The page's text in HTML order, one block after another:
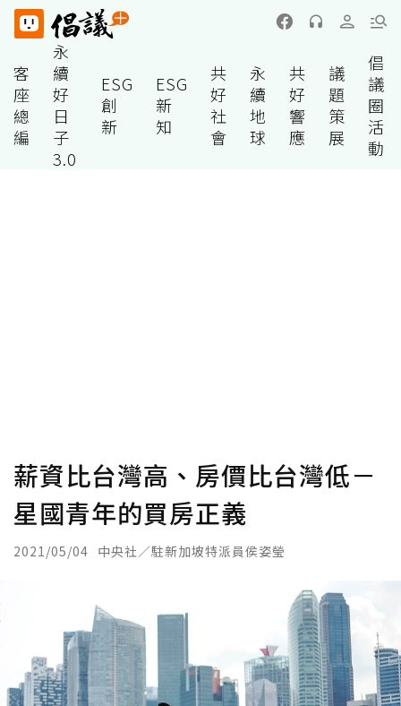
客
座
總
編
永
續
好
日
子
3.0
ESG
創
新
ESG
新
知
共
好
社
會
永
續
地
球
共
好
響
應
議
題
策
展
倡
議
圈
活
動
薪資比台灣高、房價比台灣低－
星國青年的買房正義
2021/05/04 中央社／駐新加坡特派員侯姿瑩